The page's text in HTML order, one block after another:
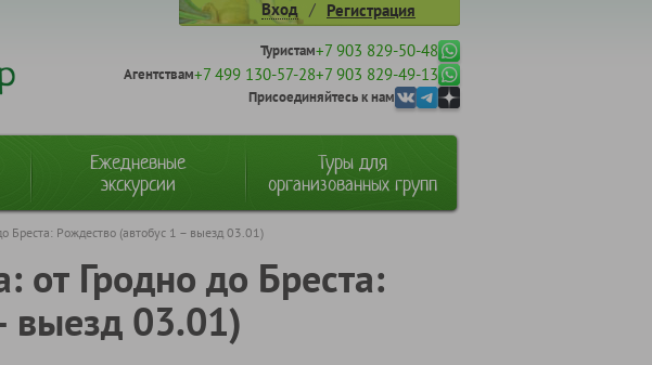
Вход / Регистрация
Туристам+7 903 829-50-48
Агентствам+7 499 130-57-28+7 903 829-49-13
Присоединяйтесь к нам
Ежедневные
экскурсии
Туры для
организованных групп
Бреста: Рождество (автобус 1 – выезд 03.01)
Гродно до Бреста:
выезд 03.01)